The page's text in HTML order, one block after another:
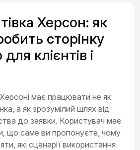
Херсон: як
сторінку
клієнтів і
має працювати не як
а як зрозумілий шлях від
до заявки. Користувач має
що саме ви пропонуєте, чому
які сценарії використання